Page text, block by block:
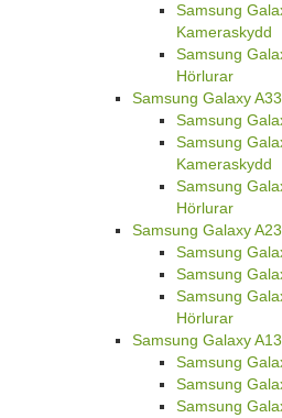
Samsung
Kameraskydd
Samsung
Hörlurar
Samsung Galaxy
Samsung
Samsung
Kameraskydd
Samsung
Hörlurar
Samsung Galaxy
Samsung
Samsung
Samsung
Hörlurar
Samsung Galaxy
Samsung
Samsung
Samsung